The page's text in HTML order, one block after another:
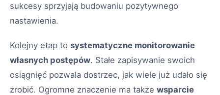
sukcesy sprzyjają budowaniu pozytywnego
nastawienia.
Kolejny etap to systematyczne monitorowanie
własnych postępów. Stałe zapisywanie swoich
osiągnięć pozwala dostrzec, jak wiele już udało się
zrobić. Ogromne znaczenie ma także wsparcie